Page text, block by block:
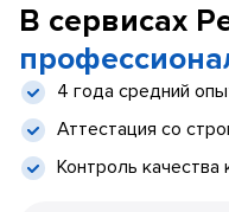
В сервисах
4 года средний
Аттестация со
Контроль качества